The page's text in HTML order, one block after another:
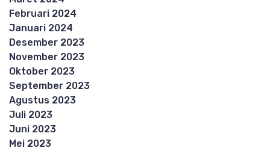
Februari 2024
Januari 2024
Desember 2023
November 2023
Oktober 2023
September 2023
Agustus 2023
Juli 2023
Juni 2023
Mei 2023